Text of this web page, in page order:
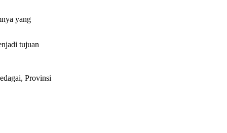
yang
tujuan
Provinsi